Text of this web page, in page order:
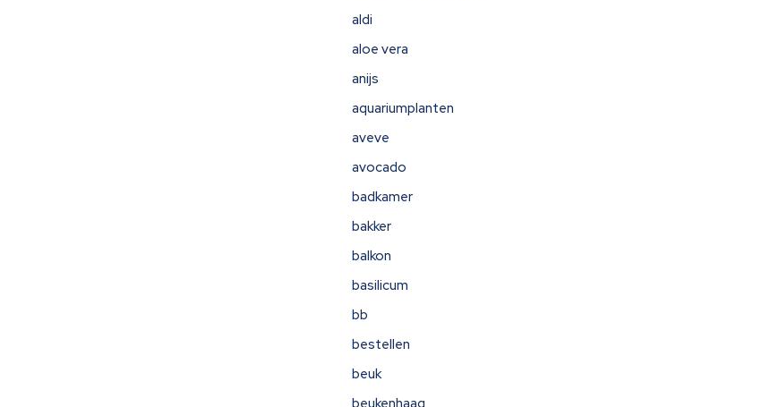
aldi
aloe vera
anijs
aquariumplanten
aveve
avocado
badkamer
bakker
balkon
basilicum
bb
bestellen
beuk
beukenhaag